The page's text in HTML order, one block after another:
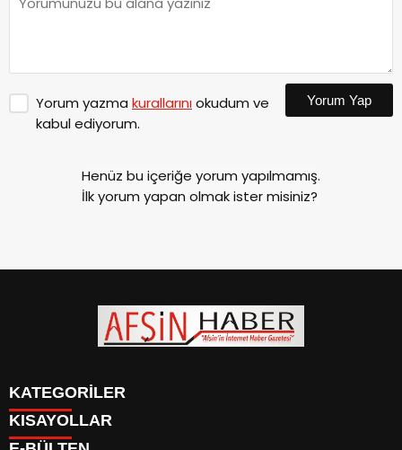
Yorum yazma kurallarınıokudum ve
kabul ediyorum.
Yorum Yap
Henüz bu içeriğe yorum yapılmamış.
İlk yorum yapan olmak ister misiniz?
KATEGORİLER
SİYASET
KISAYOLLAR